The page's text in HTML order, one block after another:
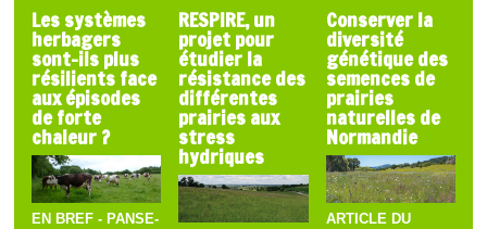
Les systèmes
herbagers
sont-ils plus
résilients face
aux épisodes
de forte
chaleur ?
EN BREF - PANSE-
RESPIRE, un
projet pour
étudier la
résistance des
différentes
prairies aux
stress
hydriques
Conserver la
diversité
génétique des
semences de
prairies
naturelles de
Normandie
ARTICLE DU